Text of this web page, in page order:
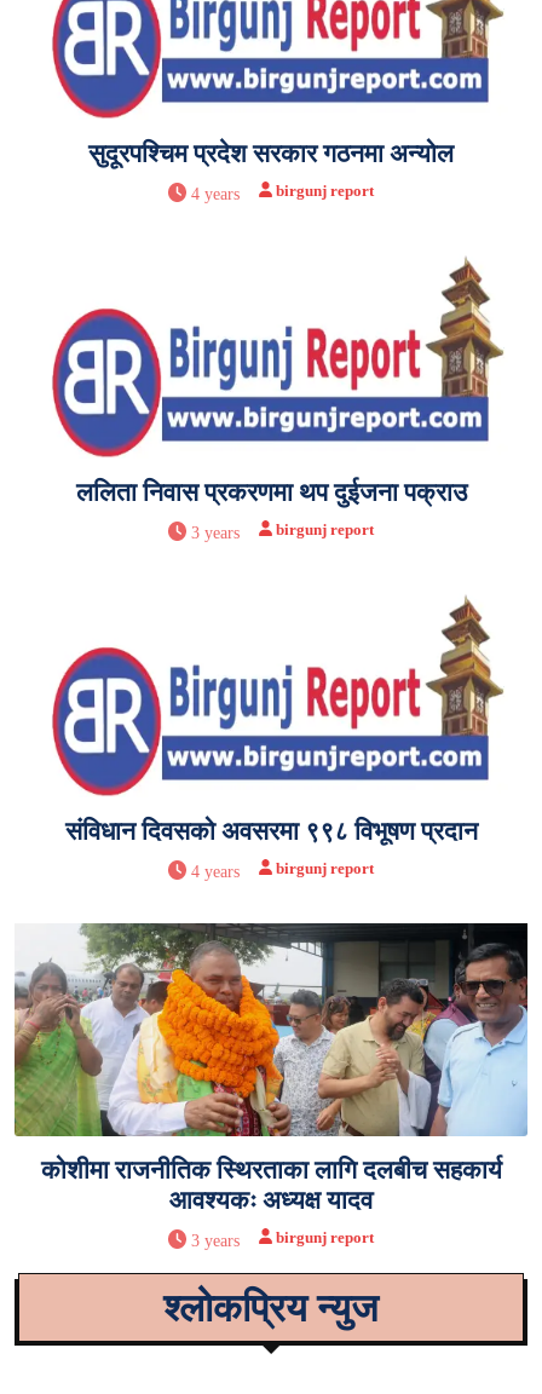
सुदूरपश्चिम प्रदेश सरकार गठनमा अन्योल
4 years birgunj report
ललिता निवास प्रकरणमा थप दुईजना पक्राउ
3 years birgunj report
संविधान दिवसको अवसरमा ९९८ विभूषण प्रदान
4 years birgunj report
कोशीमा राजनीतिक स्थिरताका लागि दलबीच सहकार्य
आवश्यकः अध्यक्ष यादव
3 years birgunj report
श्लोकप्रिय न्युज